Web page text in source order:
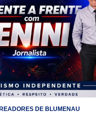
DE BLUMENAU